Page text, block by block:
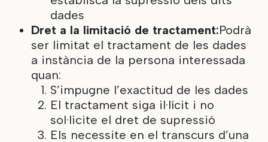
dades
Dret a la limitació de tractament:Podrà
ser limitat el tractament de les dades
a instància de la persona interessada
quan:
S’impugne l’exactitud de les dades
El tractament siga il·lícit i no
sol·licite el dret de supressió
Els necessite en el transcurs d’una